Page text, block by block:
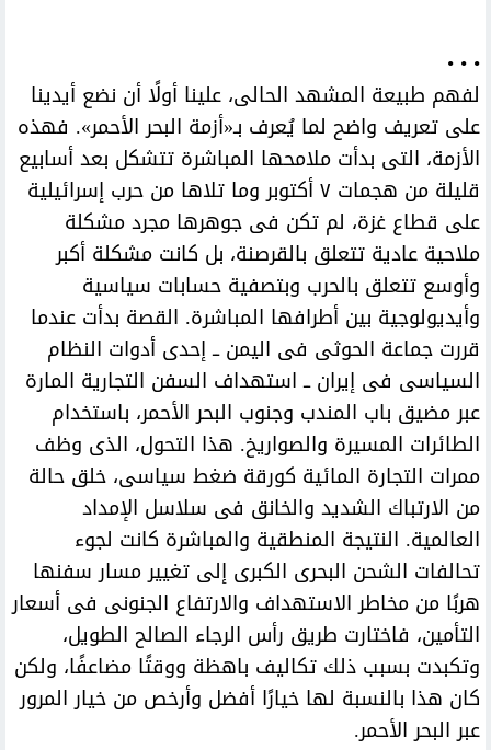
• • •
لفهم طبيعة المشهد الحالى، علينا أولًا أن نضع أيدينا
على تعريف واضح لما يُعرف بـ«أزمة البحر الأحمر». فهذه
الأزمة، التى بدأت ملامحها المباشرة تتشكل بعد أسابيع
قليلة من هجمات ٧ أكتوبر وما تلاها من حرب إسرائيلية
على قطاع غزة، لم تكن فى جوهرها مجرد مشكلة
ملاحية عادية تتعلق بالقرصنة، بل كانت مشكلة أكبر
وأوسع تتعلق بالحرب وبتصفية حسابات سياسية
وأيديولوجية بين أطرافها المباشرة. القصة بدأت عندما
قررت جماعة الحوثى فى اليمن ــ إحدى أدوات النظام
السياسى فى إيران ــ استهداف السفن التجارية المارة
عبر مضيق باب المندب وجنوب البحر الأحمر، باستخدام
الطائرات المسيرة والصواريخ. هذا التحول، الذى وظف
ممرات التجارة المائية كورقة ضغط سياسى، خلق حالة
من الارتباك الشديد والخانق فى سلاسل الإمداد
العالمية. النتيجة المنطقية والمباشرة كانت لجوء
تحالفات الشحن البحرى الكبرى إلى تغيير مسار سفنها
هربًا من مخاطر الاستهداف والارتفاع الجنونى فى أسعار
التأمين، فاختارت طريق رأس الرجاء الصالح الطويل،
وتكبدت بسبب ذلك تكاليف باهظة ووقتًا مضاعفًا، ولكن
كان هذا بالنسبة لها خيارًا أفضل وأرخص من خيار المرور
عبر البحر الأحمر.